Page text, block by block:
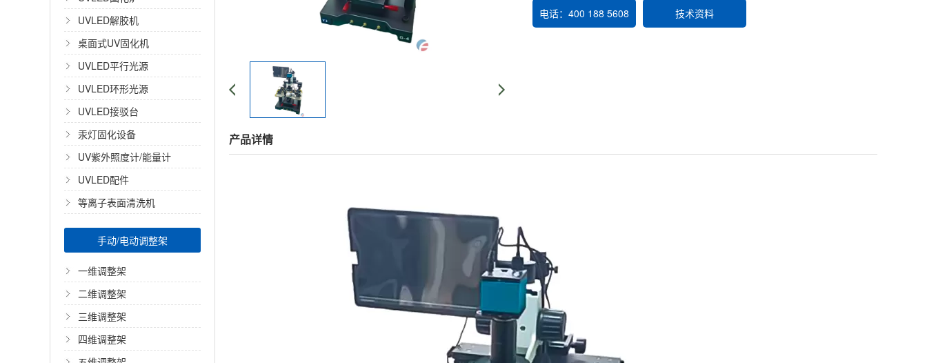
UVLED解胶机
桌面式UV固化机
UVLED平行光源
UVLED环形光源
UVLED接驳台
汞灯固化设备
UV紫外照度计/能量计
UVLED配件
等离子表面清洗机
手动/电动调整架
一维调整架
二维调整架
三维调整架
四维调整架
电话：400 188 5608 技术资料
产品详情